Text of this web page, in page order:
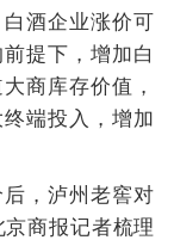
酒企业涨价可
提下，增加白
商库存价值，
端投入，增加
，泸州老窖对
商报记者梳理